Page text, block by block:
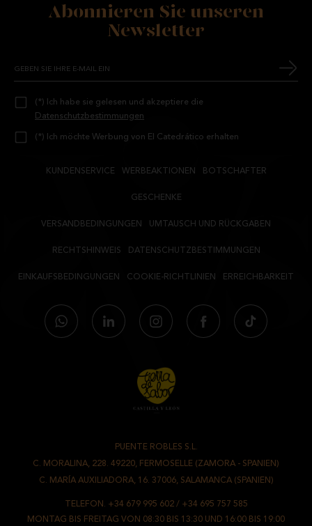
Abonnieren Sie unseren
Newsletter
(*) Ich habe sie gelesen und akzeptiere die
Datenschutzbestimmungen
(*) Ich möchte Werbung von El Catedrático erhalten
KUNDENSERVICE WERBEAKTIONEN BOTSCHAFTER
GESCHENKE
VERSANDBEDINGUNGEN UMTAUSCH UND RÜCKGABEN
RECHTSHINWEIS DATENSCHUTZBESTIMMUNGEN
EINKAUFSBEDINGUNGEN COOKIE-RICHTLINIEN ERREICHBARKEIT
PUENTE ROBLES S.L.
C. MORALINA, 228. 49220, FERMOSELLE (ZAMORA - SPANIEN)
C. MARÍA AUXILIADORA, 16. 37006, SALAMANCA (SPANIEN)
TELEFON. +34 679 995 602/ +34 695 757 585
MONTAG BIS FREITAG VON 08:30 BIS 13:30 UND 16:00 BIS 19:00